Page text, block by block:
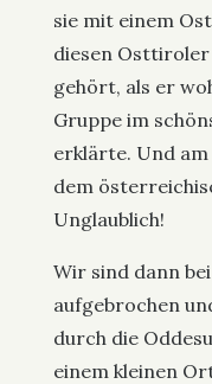
sie mit einem
diesen Osttiroler
gehört, als er
Gruppe im
erklärte. Und
dem
Unglaublich!
Wir sind dann
aufgebrochen
durch die
einem kleinen